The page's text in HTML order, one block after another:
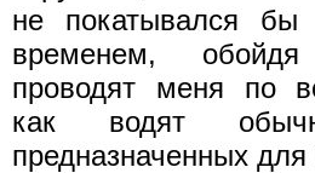
не покатывался
временем,
проводят меня по
как водят
предназначенных для